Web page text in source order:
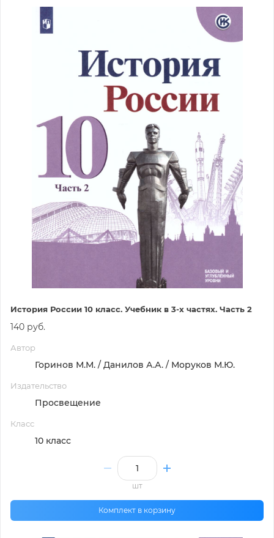
История России 10 класс. Учебник в 3-х частях. Часть 2
140 руб.
Автор
Горинов М.М. / Данилов А.А. / Моруков М.Ю.
Издательство
Просвещение
Класс
10 класс
шт
Комплект в корзину